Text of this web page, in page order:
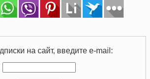
на сайт, введите e-mail: